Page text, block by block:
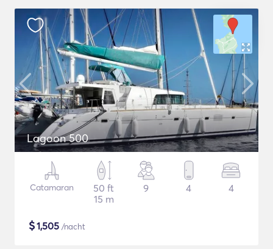
Lagoon 500
Catamaran
50 ft
15 m
9 4 4
$1,505 /nacht